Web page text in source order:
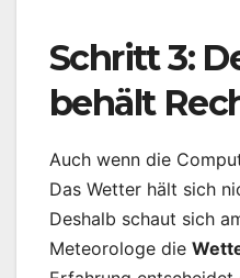
Schritt 3:
behält
Auch wenn die
Das Wetter hält sich
Deshalb schaut sich
Meteorologe die